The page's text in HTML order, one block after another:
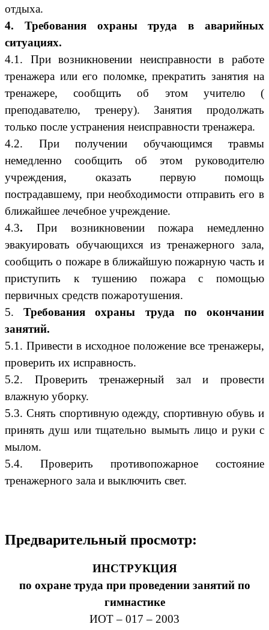
отдыха.
4. Требования охраны труда в аварийных
ситуациях.
4.1. При возникновении неисправности в работе
тренажера или его поломке, прекратить занятия на
тренажере, сообщить об этом учителю (
преподавателю, тренеру). Занятия продолжать
только после устранения неисправности тренажера.
4.2. При получении обучающимся травмы
немедленно сообщить об этом руководителю
учреждения, оказать первую помощь
пострадавшему, при необходимости отправить его в
ближайшее лечебное учреждение.
4.3. При возникновении пожара немедленно
эвакуировать обучающихся из тренажерного зала,
сообщить о пожаре в ближайшую пожарную часть и
приступить к тушению пожара с помощью
первичных средств пожаротушения.
5. Требования охраны труда по окончании
занятий.
5.1. Привести в исходное положение все тренажеры,
проверить их исправность.
5.2. Проверить тренажерный зал и провести
влажную уборку.
5.3. Снять спортивную одежду, спортивную обувь и
принять душ или тщательно вымыть лицо и руки с
мылом.
5.4. Проверить противопожарное состояние
тренажерного зала и выключить свет.
Предварительный просмотр:
ИНСТРУКЦИЯ
по охране труда при проведении занятий по
гимнастике
ИОТ – 017 – 2003